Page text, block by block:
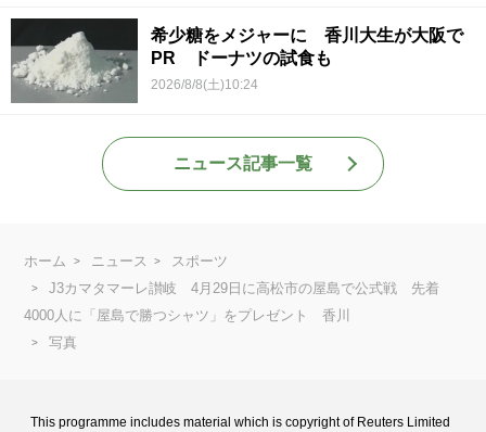
希少糖をメジャーに 香川大生が大阪で
PR ドーナツの試食も
2026/8/8(土)10:24
ニュース記事一覧
ホーム ニュース
スポーツ
J3カマタマーレ讃岐 4月29日に高松市の屋島で公式戦 先着
4000人に「屋島で勝つシャツ」をプレゼント 香川
写真
This programme includes material which is copyright of Reuters Limited